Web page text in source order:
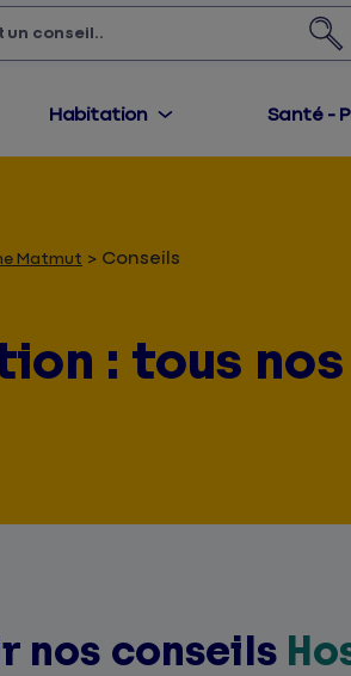
un conseil...
Habitation Santé -
Matmut Conseils
: tous
nos conseils